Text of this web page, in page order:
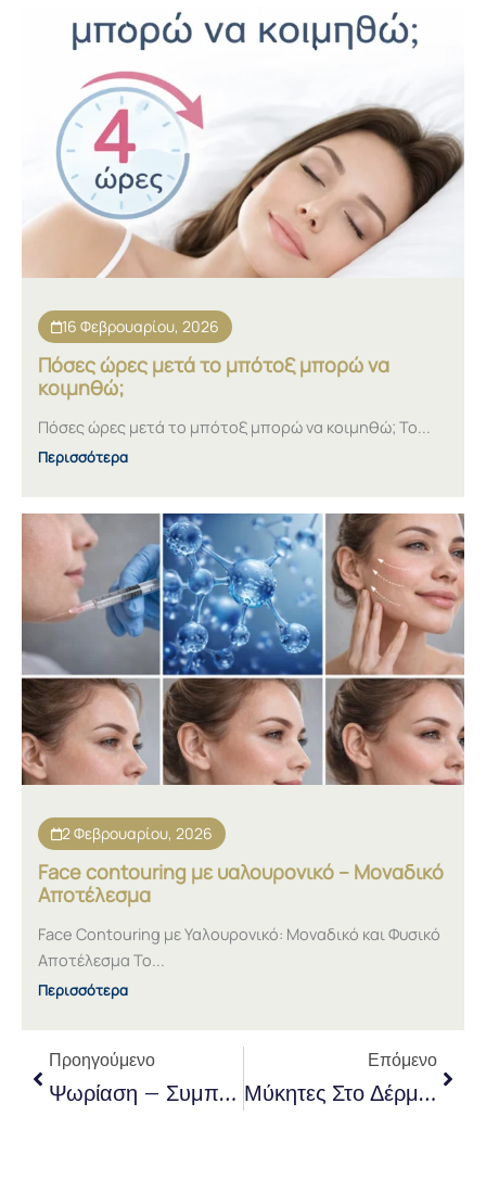
16 Φεβρουαρίου, 2026
Πόσες ώρες μετά το μπότοξ μπορώ να
κοιμηθώ;
Πόσες ώρες μετά το μπότοξ μπορώ να κοιμηθώ; Το...
Περισσότερα
2 Φεβρουαρίου, 2026
Face contouring με υαλουρονικό – Μοναδικό
Αποτέλεσμα
Face Contouring με Υαλουρονικό: Μοναδικό και Φυσικό
Αποτέλεσμα Το...
Περισσότερα
PrevΠροηγούμενο
Ψωρίαση – Συμπτώματα, Είδη Και Ψυχολογική Επίδραση
Επόμενο
Μύκητες Στο Δέρμα – Εντοπισμός Και Θεραπεία